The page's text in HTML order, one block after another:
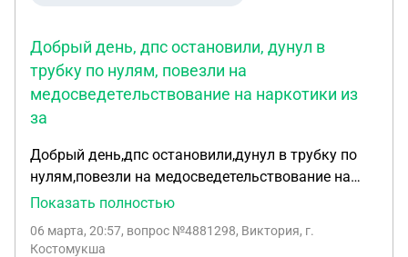
Добрый день, дпс остановили, дунул в
трубку по нулям, повезли на
медосведетельствование на наркотики из
за
Добрый день,дпс остановили,дунул в трубку по
нулям,повезли на медосведетельствование на
наркотики из за бледного лица,в этот же день
анализ там(ничего не обнаружено) по экспресс
Показать полностью
06 марта, 20:57, вопрос №4881298, Виктория, г.
Костомукша